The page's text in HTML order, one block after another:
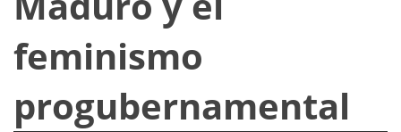
feminismo
progubernamental